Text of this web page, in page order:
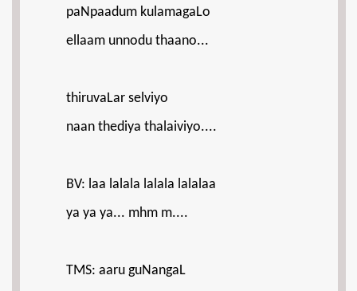
paNpaadum kulamagaLo
ellaam unnodu thaano...
thiruvaLar selviyo
naan thediya thalaiviyo....
BV: laa lalala lalala lalalaa
ya ya ya... mhm m....
TMS: aaru guNangaL